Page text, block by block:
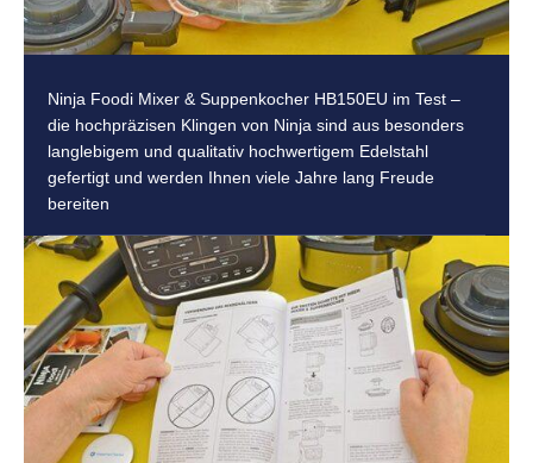
Ninja Foodi Mixer & Suppenkocher HB150EU im Test –
die hochpräzisen Klingen von Ninja sind aus besonders
langlebigem und qualitativ hochwertigem Edelstahl
gefertigt und werden Ihnen viele Jahre lang Freude
bereiten